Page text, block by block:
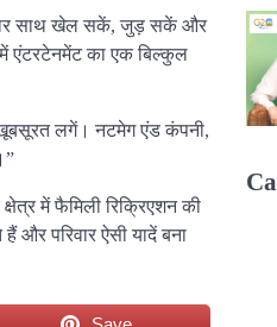
साथ खेल सकें, जुड़ सकें और
एंटरटेनमेंट का एक बिल्कुल
खूबसूरत लगें। नटमेग एंड कंपनी,
में फैमिली रिक्रिएशन की
परिवार ऐसी यादें बना